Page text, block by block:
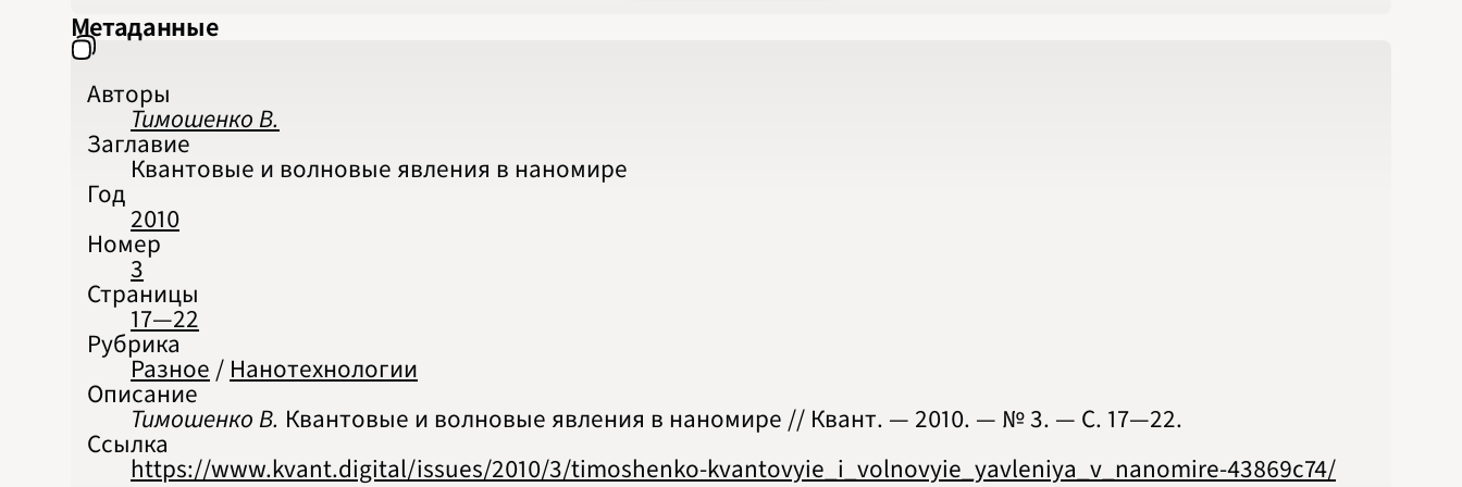
Метаданные
Авторы
Тимошенко В.
Заглавие
Квантовые и волновые явления в наномире
Год
2010
Номер
3
Страницы
17—22
Рубрика
Разное / Нанотехнологии
Описание
Тимошенко В. Квантовые и волновые явления в наномире // Квант. — 2010. — № 3. — С. 17‍—‍22.
Ссылка
https://www.kvant.digital/issues/2010/3/timoshenko-kvantovyie_i_volnovyie_yavleniya_v_nanomire-43869c74/